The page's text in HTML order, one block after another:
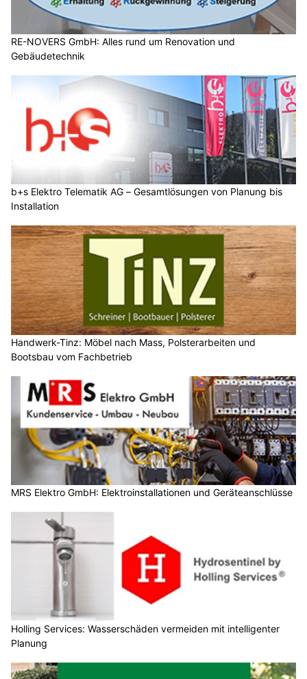
RE-NOVERS GmbH: Alles rund um Renovation und
Gebäudetechnik
b+s Elektro Telematik AG – Gesamtlösungen von Planung bis
Installation
Handwerk-Tinz: Möbel nach Mass, Polsterarbeiten und
Bootsbau vom Fachbetrieb
MRS Elektro GmbH: Elektroinstallationen und Geräteanschlüsse
Holling Services: Wasserschäden vermeiden mit intelligenter
Planung